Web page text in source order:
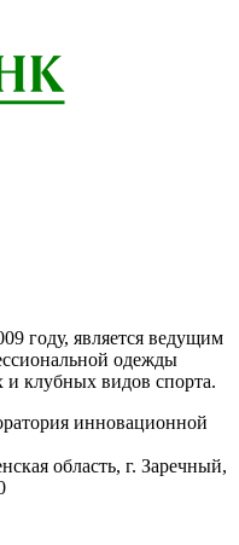
году, является ведущим
одежды
клубных видов спорта.
инновационной
область, г. Заречный,